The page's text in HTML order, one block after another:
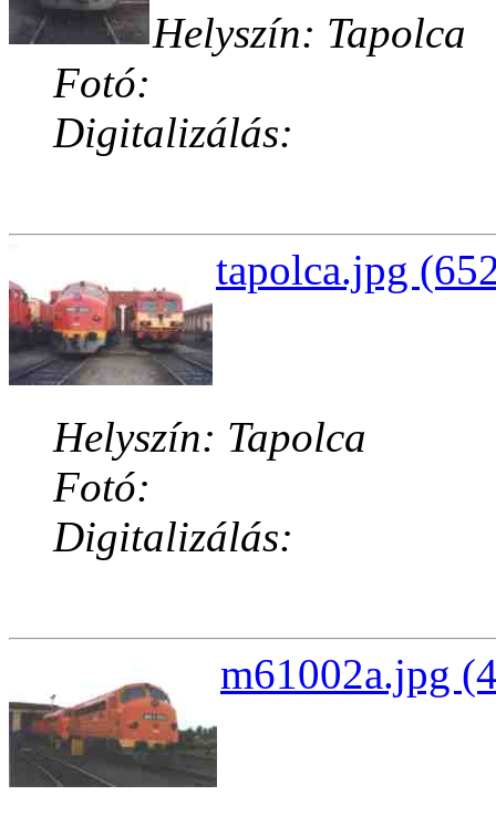
Helyszín: Tapolca
Fotó:
Digitalizálás:
tapolca.jpg
Helyszín: Tapolca
Fotó:
Digitalizálás:
m61002a.jpg